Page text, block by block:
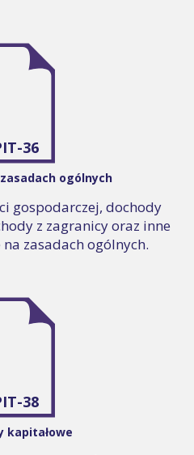
36
ogólnych
gospodarczej, dochody
z zagranicy oraz inne
zasadach ogólnych.
38
kapitałowe